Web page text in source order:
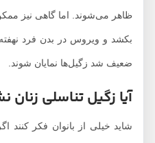
ظاهر می‌شوند. اما گاهی نیز ممکن
بکشد و ویروس در بدن فرد نهفته
ضعیف شد زگیل‌ها نمایان شوند.
آیا زگیل تناسلی زنان
شاید خیلی از بانوان فکر کنند اگر